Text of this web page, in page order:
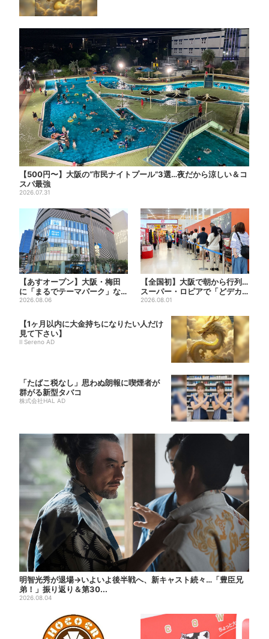
【500円〜】大阪の“市民ナイトプール”3選…夜だから涼しい＆コ
スパ最強
2026.07.31
【あすオープン】大阪・梅田
に「まるでテーマパーク」な
巨大スポーツ店、461ブラン...
2026.08.06
【全国初】大阪で朝から行列…
スーパー・ロピアで「どデカ
抽選会」、開始30分で“1...
2026.08.01
【1ヶ月以内に大金持ちになりたい人だけ
見て下さい】
Il Sereno AD
「たばこ税なし」思わぬ朗報に喫煙者が
群がる新型タバコ
株式会社HAL AD
明智光秀が退場→いよいよ後半戦へ、新キャスト続々…「豊臣兄
弟！」振り返り＆第30...
2026.08.04